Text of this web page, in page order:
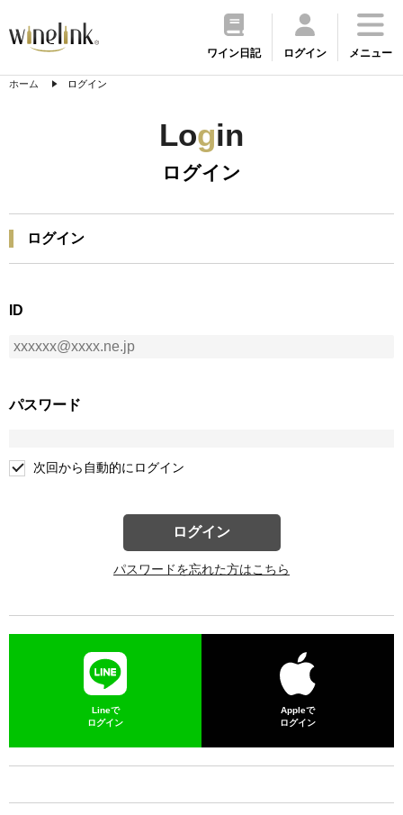
ワイン日記 ログイン メニュー
ホーム ログイン
Login
ログイン
ログイン
ID
パスワード
次回から自動的にログイン
ログイン
パスワードを忘れた方はこちら
Lineで
ログイン
Appleで
ログイン